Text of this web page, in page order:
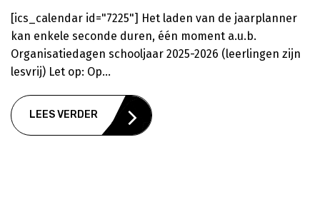
[ics_calendar id="7225"] Het laden van de jaarplanner
kan enkele seconde duren, één moment a.u.b.
Organisatiedagen schooljaar 2025-2026 (leerlingen zijn
lesvrij) Let op: Op...
LEES VERDER